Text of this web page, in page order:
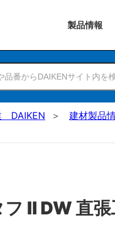
製品情報
DAIKEN 建材製品
Ⅱ DW 直